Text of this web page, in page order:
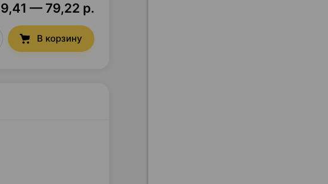
— 79,22 р.
В корзину